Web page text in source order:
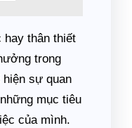
hay thân thiết
trong
sự quan
mục tiêu
của mình.